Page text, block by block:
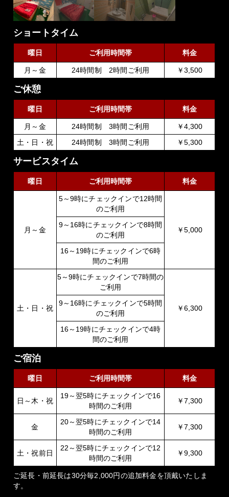
ショートタイム
曜日 ご利用時間帯 料金
月～金 24時間制 2時間ご利用 ￥3,500
ご休憩
曜日 ご利用時間帯 料金
月～金 24時間制 3時間ご利用
￥4,300
土・日・祝
24時間制 3時間ご利用 ￥5,300
サービスタイム
曜日 ご利用時間帯 料金
月～金
5～9時にチェックインで12時間
のご利用
￥5,000
9～16時にチェックインで8時間
のご利用
16～19時にチェックインで6時
間のご利用
土・日・祝
5～9時にチェックインで7時間の
ご利用
￥6,300
9～16時にチェックインで5時間
のご利用
16～19時にチェックインで4時
間のご利用
ご宿泊
曜日 ご利用時間帯 料金
日～木・祝
19～翌5時にチェックインで16
時間のご利用
￥7,300
金
20～翌5時にチェックインで14
時間のご利用
￥7,300
土・祝前日
22～翌5時にチェックインで12
時間のご利用
￥9,300
ご延長・前延長は30分毎2,000円の追加料金を頂戴いたしま
す。